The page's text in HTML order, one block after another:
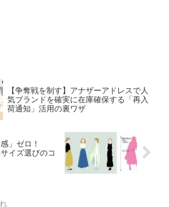
【争奪戦を制す】アナザーアドレスで人
気ブランドを確実に在庫確保する「再入
荷通知」活用の裏ワザ
」ゼロ！
イズ選びのコ